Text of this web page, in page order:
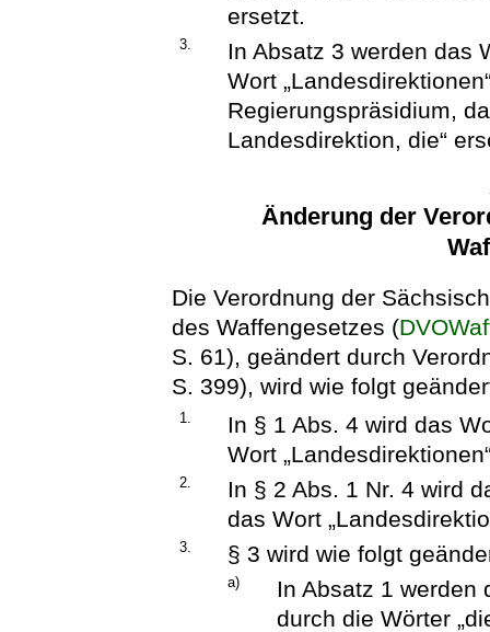
ersetzt.
3.
In Absatz 3 werden das
Wort
Regierungspräsidium,
Landesdirektion, die“
Änderung der
Die Verordnung der
des Waffengesetzes (
S. 61), geändert durch
S. 399), wird wie folgt
1.
In § 1 Abs. 4 wird das
Wort
2.
In § 2 Abs. 1 Nr. 4 wird
das Wort
3. § 3 wird wie folgt
a)
In Absatz 1 werden
durch die Wörter